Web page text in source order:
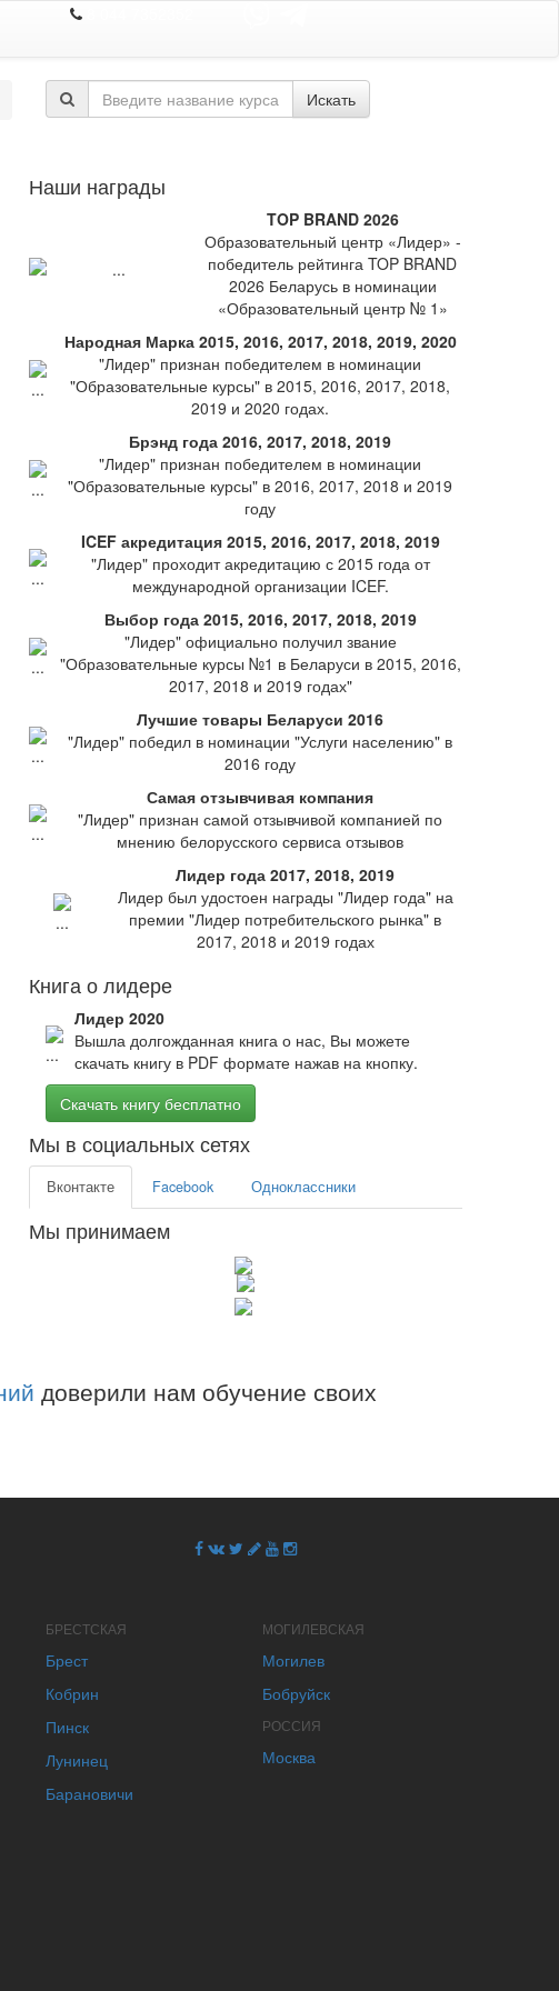
Искать
Наши награды
TOP BRAND 2026
Образовательный центр «Лидер» -
победитель рейтинга TOP BRAND
2026 Беларусь в номинации
«Образовательный центр № 1»
Народная Марка 2015, 2016, 2017, 2018, 2019, 2020
"Лидер" признан победителем в номинации
"Образовательные курсы" в 2015, 2016, 2017, 2018,
2019 и 2020 годах.
Брэнд года 2016, 2017, 2018, 2019
"Лидер" признан победителем в номинации
"Образовательные курсы" в 2016, 2017, 2018 и 2019
году
ICEF акредитация 2015, 2016, 2017, 2018, 2019
"Лидер" проходит акредитацию с 2015 года от
международной организации ICEF.
Выбор года 2015, 2016, 2017, 2018, 2019
"Лидер" официально получил звание
"Образовательные курсы №1 в Беларуси в 2015, 2016,
2017, 2018 и 2019 годах"
Лучшие товары Беларуси 2016
"Лидер" победил в номинации "Услуги населению" в
2016 году
Самая отзывчивая компания
"Лидер" признан самой отзывчивой компанией по
мнению белорусского сервиса отзывов
Лидер года 2017, 2018, 2019
Лидер был удостоен награды "Лидер года" на
премии "Лидер потребительского рынка" в
2017, 2018 и 2019 годах
Книга о лидере
Лидер 2020
Вышла долгожданная книга о нас, Вы можете
скачать книгу в PDF формате нажав на кнопку.
Скачать книгу бесплатно
Мы в социальных сетях
Вконтакте Facebook Одноклассники
Мы принимаем
доверили нам обучение своих
БРЕСТСКАЯ
Брест
Кобрин
Пинск
Лунинец
Барановичи
МОГИЛЕВСКАЯ
Могилев
Бобруйск
РОССИЯ
Москва